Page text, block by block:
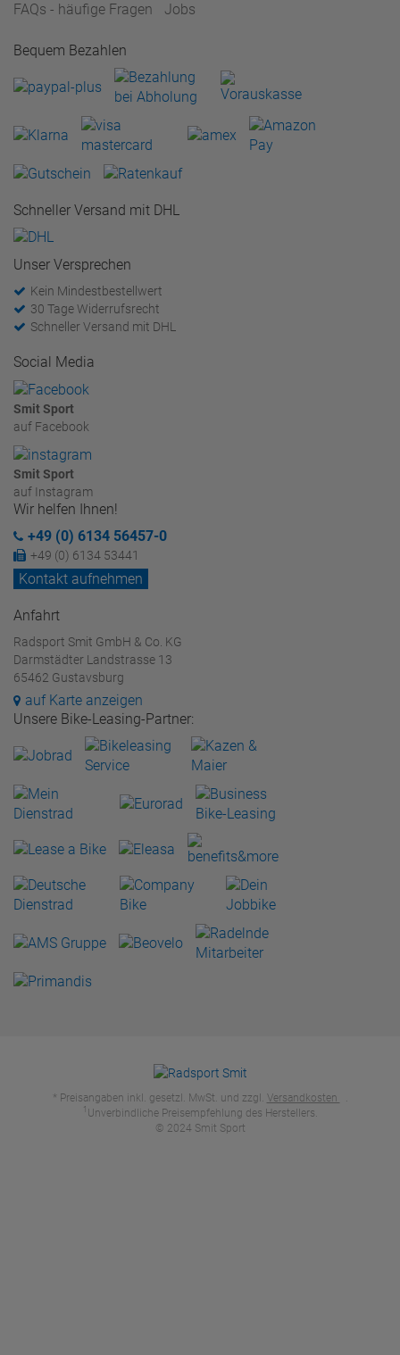
FAQs - häufige Fragen
Jobs
Bequem Bezahlen
Schneller Versand mit DHL
Unser Versprechen
Kein Mindestbestellwert
30 Tage Widerrufsrecht
Schneller Versand mit DHL
Social Media
Smit Sport
auf Facebook
Smit Sport
auf Instagram
Wir helfen Ihnen!
+49 (0) 6134 56457-0
+49 (0) 6134 53441
Kontakt aufnehmen
Anfahrt
Radsport Smit GmbH & Co. KG
Darmstädter Landstrasse 13
65462 Gustavsburg
auf Karte anzeigen
Unsere Bike-Leasing-Partner:
* Preisangaben inkl. gesetzl. MwSt. und zzgl. Versandkosten .
1 Unverbindliche Preisempfehlung des Herstellers.
© 2024 Smit Sport